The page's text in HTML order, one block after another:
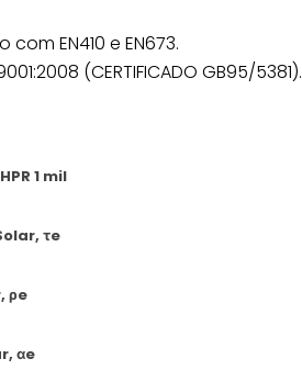
EN410 e EN673.
(CERTIFICADO GB95/5381).
1 mil
τe
ρe
αe